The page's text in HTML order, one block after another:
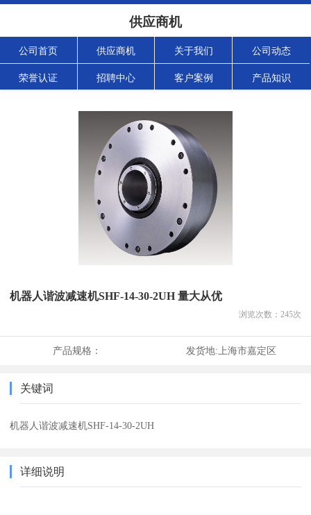
供应商机
公司首页 供应商机 关于我们 公司动态
荣誉认证 招聘中心 客户案例 产品知识
机器人谐波减速机SHF-14-30-2UH 量大从优
浏览次数： 245次
产品规格： 发货地: 上海市嘉定区
关键词
机器人谐波减速机SHF-14-30-2UH
详细说明